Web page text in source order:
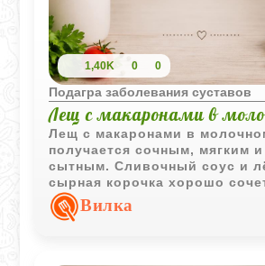
1,40K 0 0
Подагра заболевания суставов
Лещ с макаронами в
Лещ с макаронами в
получается сочным, мягким и
сытным. Сливочный соус и
сырная корочка хорошо
рыбой и макаронами.
Вилка